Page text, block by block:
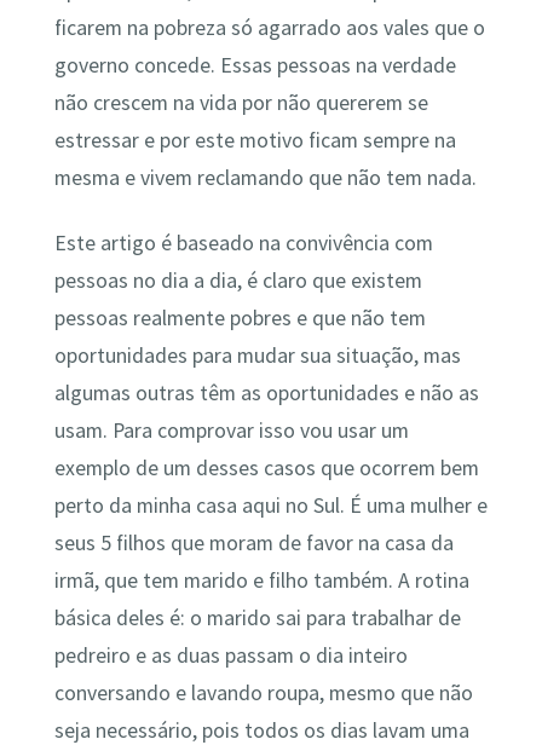
ficarem na pobreza só agarrado aos vales que o
governo concede. Essas pessoas na verdade
não crescem na vida por não quererem se
estressar e por este motivo ficam sempre na
mesma e vivem reclamando que não tem nada.
Este artigo é baseado na convivência com
pessoas no dia a dia, é claro que existem
pessoas realmente pobres e que não tem
oportunidades para mudar sua situação, mas
algumas outras têm as oportunidades e não as
usam. Para comprovar isso vou usar um
exemplo de um desses casos que ocorrem bem
perto da minha casa aqui no Sul. É uma mulher e
seus 5 filhos que moram de favor na casa da
irmã, que tem marido e filho também. A rotina
básica deles é: o marido sai para trabalhar de
pedreiro e as duas passam o dia inteiro
conversando e lavando roupa, mesmo que não
seja necessário, pois todos os dias lavam uma